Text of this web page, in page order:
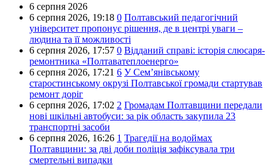
6 серпня 2026
6 серпня 2026, 19:18 0 Полтавський педагогічний
університет пропонує рішення, де в центрі уваги –
людина та її можливості
6 серпня 2026, 17:57 0 Відданий справі: історія слюсаря-
ремонтника «Полтаватеплоенерго»
6 серпня 2026, 17:21 6 У Сем’янівському
старостинському окрузі Полтавської громади стартував
ремонт доріг
6 серпня 2026, 17:02 2 Громадам Полтавщини передали
нові шкільні автобуси: за рік область закупила 23
транспортні засоби
6 серпня 2026, 16:26 1 Трагедії на водоймах
Полтавщини: за дві доби поліція зафіксувала три
смертельні випадки